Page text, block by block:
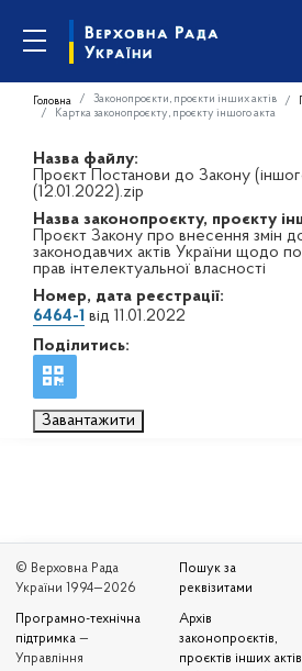
Головна Законопроєкти, проєкти інших актів
Картка законопроєкту, проєкту іншого акта
Назва файлу:
Проєкт Постанови до Закону
(12.01.2022).zip
Назва законопроєкту, проєкту
Проєкт Закону про внесення змін
законодавчих актів України щодо
прав інтелектуальної власності
Номер, дата реєстрації:
6464-1 від 11.01.2022
Поділитись:
Завантажити
© Верховна Рада
України 1994—2026
Програмно-технічна
підтримка —
Управління
Пошук за
реквізитами
Архів
законопроєктів,
проєктів інших актів